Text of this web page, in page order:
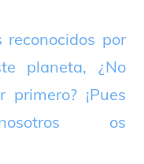
por
planeta, ¿No
¡Pues
os